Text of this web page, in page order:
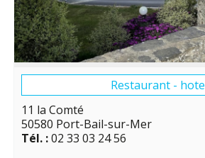
Restaurant -
11 la Comté
50580 Port-Bail-sur-Mer
Tél. :02 33 03 24 56